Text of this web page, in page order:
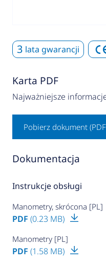
3 lata gwarancji
Karta PDF
Najważniejsze
Pobierz dokument
Dokumentacja
Instrukcje obsługi
Manometry, skrócona [PL]
PDF (0.23 MB)
Manometry [PL]
PDF (1.58 MB)